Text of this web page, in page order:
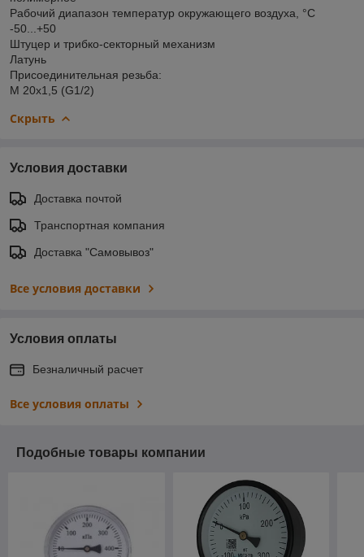
Рабочий диапазон температур окружающего воздуха, °C
-50...+50
Штуцер и трибко-секторный механизм
Латунь
Присоединительная резьба:
М 20х1,5 (G1/2)
Скрыть
Условия доставки
Доставка почтой
Транспортная компания
Доставка "Самовывоз"
Все условия доставки
Условия оплаты
Безналичный расчет
Все условия оплаты
Подобные товары компании